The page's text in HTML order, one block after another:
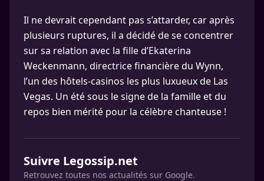
Il ne devrait cependant pas s’attarder, car après
plusieurs ruptures, il a décidé de se concentrer
sur sa relation avec la fille d’Ekaterina
Weckenmann, directrice financière du Wynn,
l’un des hôtels-casinos les plus luxueux de Las
Vegas. Un été sous le signe de la famille et du
repos bien mérité pour la célèbre chanteuse !
Suivre Legossip.net
Retrouvez toutes nos actualités sur Google.